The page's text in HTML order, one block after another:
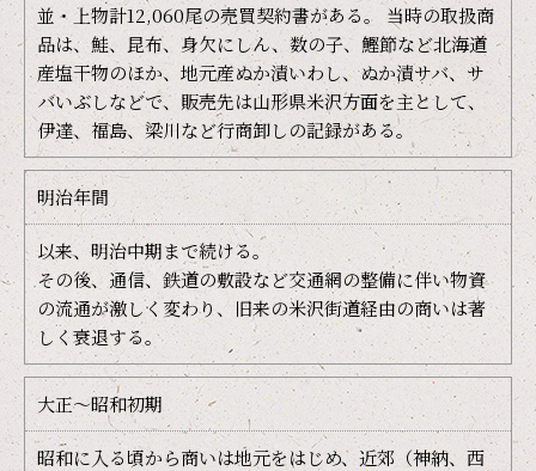
並・上物計12,060尾の売買契約書がある。 当時の取扱商
品は、鮭、昆布、身欠にしん、数の子、鰹節など北海道
産塩干物のほか、地元産ぬか漬いわし、ぬか漬サバ、サ
バいぶしなどで、販売先は山形県米沢方面を主として、
伊達、福島、梁川など行商卸しの記録がある。
明治年間
以来、明治中期まで続ける。
その後、通信、鉄道の敷設など交通網の整備に伴い物資
の流通が激しく変わり、旧来の米沢街道経由の商いは著
しく衰退する。
大正〜昭和初期
昭和に入る頃から商いは地元をはじめ、近郊（神納、西